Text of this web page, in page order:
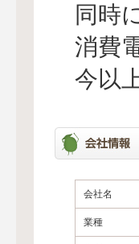
同時
消費
今以
会社名
業種